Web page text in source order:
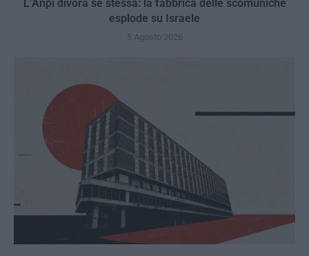
L’Anpi divora se stessa: la fabbrica delle scomuniche
esplode su Israele
5 Agosto 2026